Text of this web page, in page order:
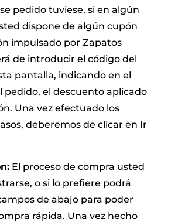
pedido tuviese, si en algún
dispone de algún cupón
impulsado por Zapatos
de introducir el código del
pantalla, indicando en el
pedido, el descuento aplicado
Una vez efectuado los
deberemos de clicar en Ir
El proceso de compra usted
o si lo prefiere podrá
de abajo para poder
rápida. Una vez hecho